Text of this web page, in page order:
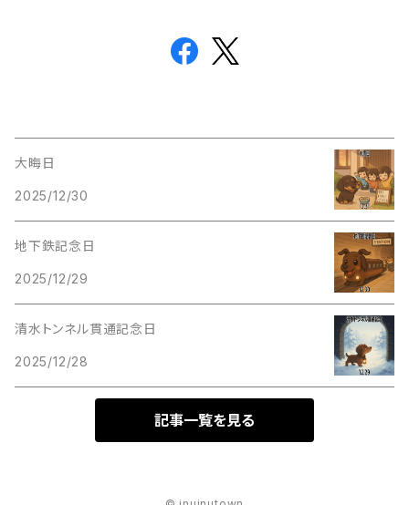
大晦日
2025/12/30
地下鉄記念日
2025/12/29
清水トンネル貫通記念日
2025/12/28
記事一覧を見る